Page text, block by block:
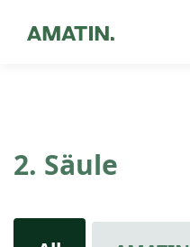
2. Säule